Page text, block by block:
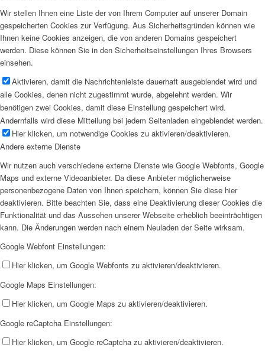
Wir stellen Ihnen eine Liste der von Ihrem Computer auf unserer Domain
gespeicherten Cookies zur Verfügung. Aus Sicherheitsgründen können wie
Ihnen keine Cookies anzeigen, die von anderen Domains gespeichert
werden. Diese können Sie in den Sicherheitseinstellungen Ihres Browsers
einsehen.
Aktivieren, damit die Nachrichtenleiste dauerhaft ausgeblendet wird und
alle Cookies, denen nicht zugestimmt wurde, abgelehnt werden. Wir
benötigen zwei Cookies, damit diese Einstellung gespeichert wird.
Andernfalls wird diese Mitteilung bei jedem Seitenladen eingeblendet werden.
Hier klicken, um notwendige Cookies zu aktivieren/deaktivieren.
Andere externe Dienste
Wir nutzen auch verschiedene externe Dienste wie Google Webfonts, Google
Maps und externe Videoanbieter. Da diese Anbieter möglicherweise
personenbezogene Daten von Ihnen speichern, können Sie diese hier
deaktivieren. Bitte beachten Sie, dass eine Deaktivierung dieser Cookies die
Funktionalität und das Aussehen unserer Webseite erheblich beeinträchtigen
kann. Die Änderungen werden nach einem Neuladen der Seite wirksam.
Google Webfont Einstellungen:
Hier klicken, um Google Webfonts zu aktivieren/deaktivieren.
Google Maps Einstellungen:
Hier klicken, um Google Maps zu aktivieren/deaktivieren.
Google reCaptcha Einstellungen:
Hier klicken, um Google reCaptcha zu aktivieren/deaktivieren.